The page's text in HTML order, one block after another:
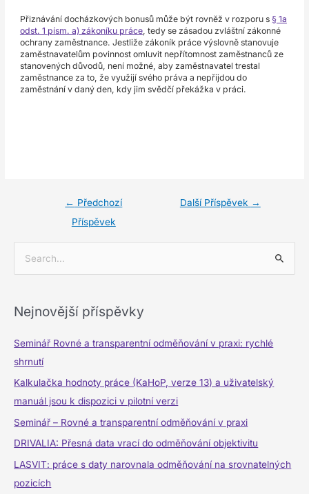
Přiznávání docházkových bonusů může být rovněž v rozporu s § 1a
odst. 1 písm. a) zákoníku práce, tedy se zásadou zvláštní zákonné
ochrany zaměstnance. Jestliže zákoník práce výslovně stanovuje
zaměstnavatelům povinnost omluvit nepřítomnost zaměstnanců ze
stanovených důvodů, není možné, aby zaměstnavatel trestal
zaměstnance za to, že využijí svého práva a nepřijdou do
zaměstnání v daný den, kdy jim svědčí překážka v práci.
← Předchozí
Příspěvek
Další Příspěvek →
l
r
o
:
Nejnovější příspěvky
Seminář Rovné a transparentní odměňování v praxi: rychlé
shrnutí
Kalkulačka hodnoty práce (KaHoP, verze 13) a uživatelský
manuál jsou k dispozici v pilotní verzi
Seminář – Rovné a transparentní odměňování v praxi
DRIVALIA: Přesná data vrací do odměňování objektivitu
LASVIT: práce s daty narovnala odměňování na srovnatelných
pozicích